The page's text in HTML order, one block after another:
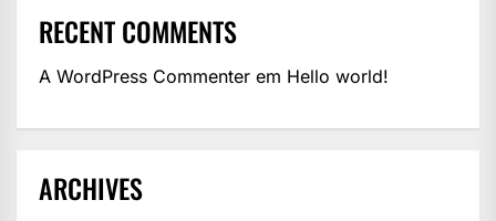
RECENT COMMENTS
A WordPress Commenter em Hello world!
ARCHIVES